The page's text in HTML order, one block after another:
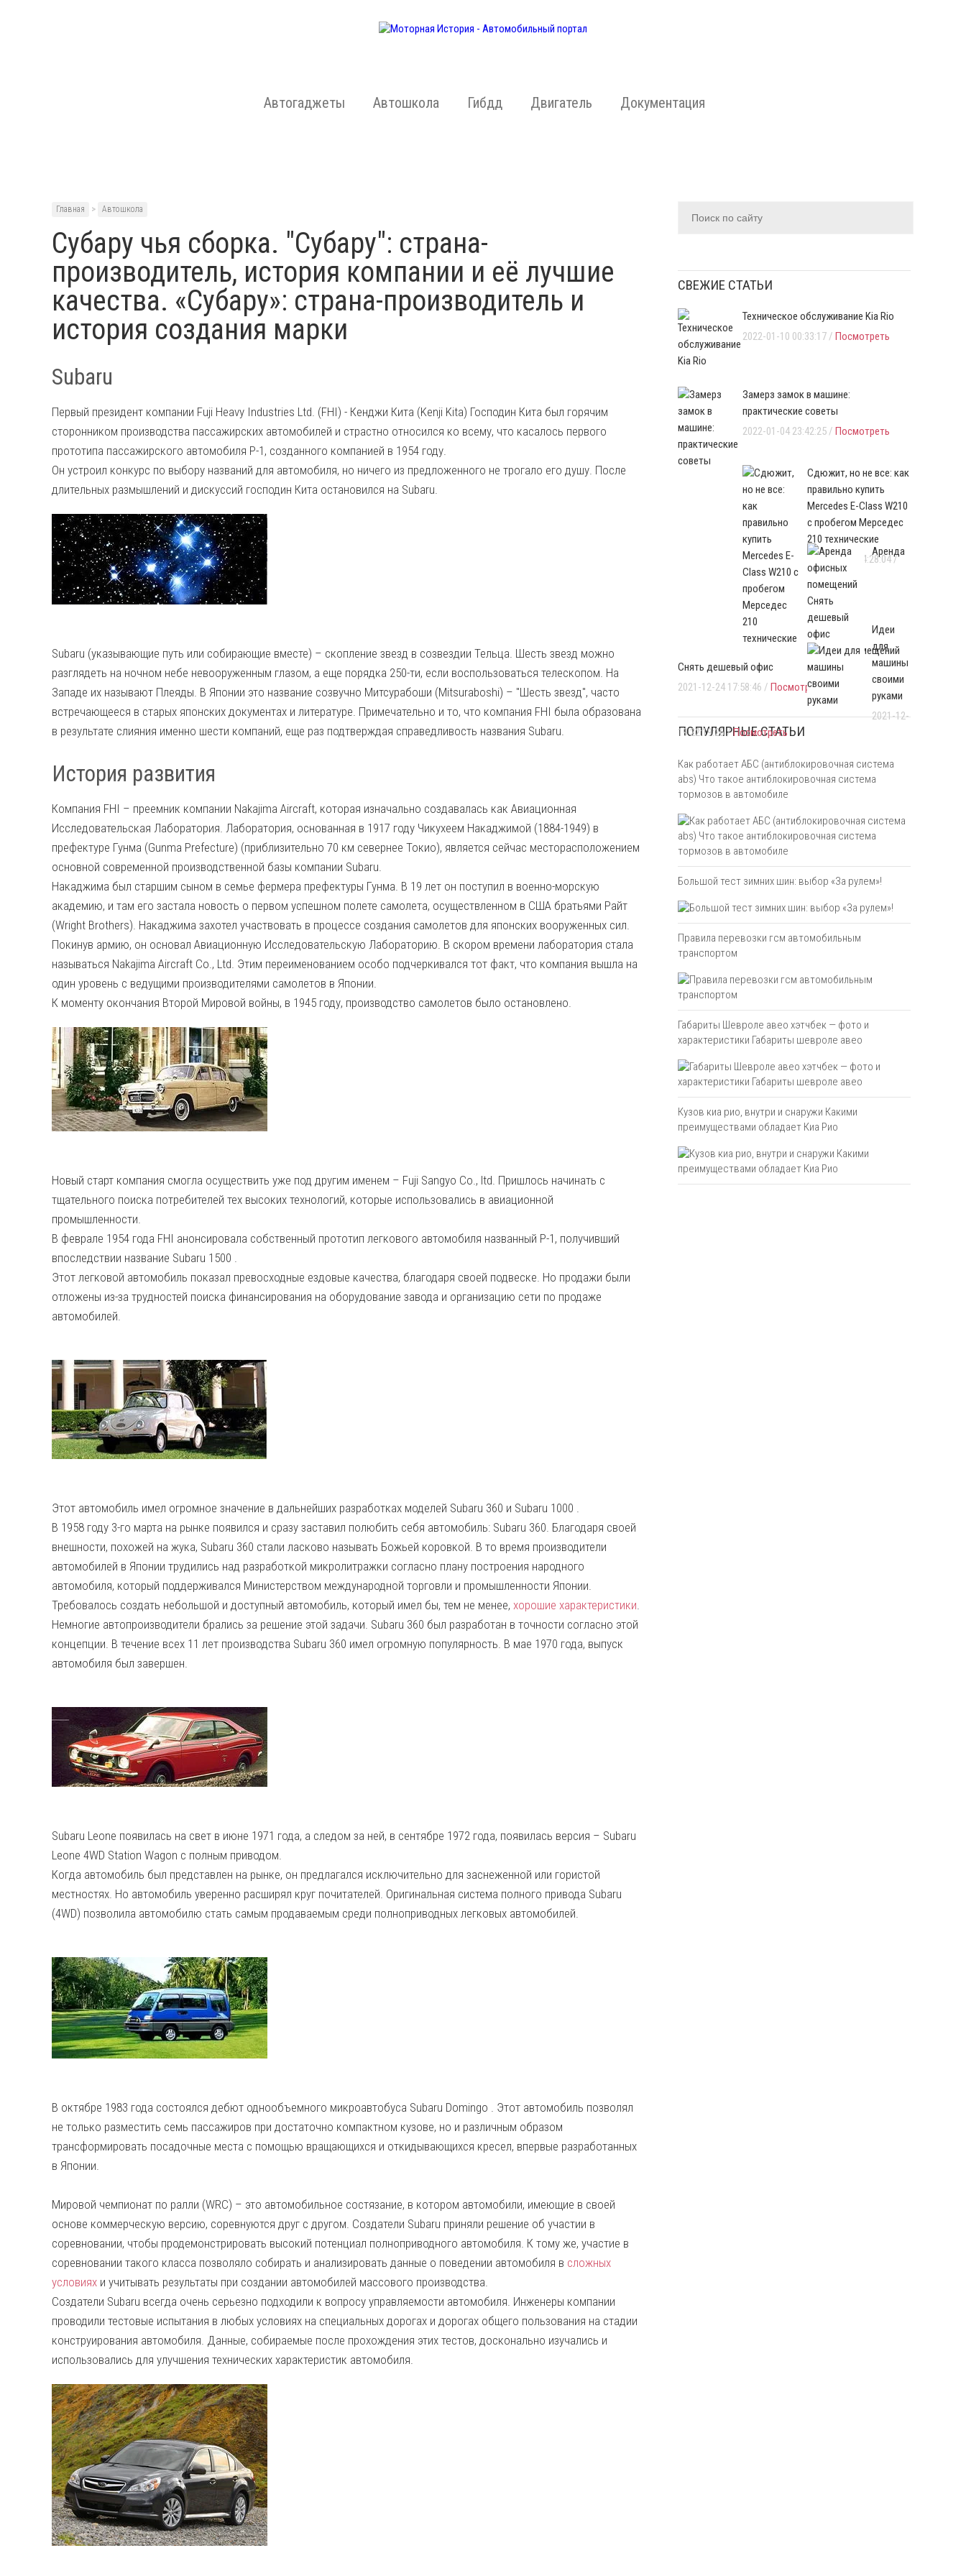
Автогаджеты Автошкола Гибдд Двигатель Документация
Главная > Автошкола
Субару чья сборка. "Субару": страна-
производитель, история компании и её лучшие
качества. «Субару»: страна-производитель и
история создания марки
Subaru
Первый президент компании Fuji Heavy Industries Ltd. (FHI) - Кенджи Кита (Kenji Kita) Господин Кита был горячим
сторонником производства пассажирских автомобилей и страстно относился ко всему, что касалось первого
прототипа пассажирского автомобиля Р-1, созданного компанией в 1954 году.
Он устроил конкурс по выбору названий для автомобиля, но ничего из предложенного не трогало его душу. После
длительных размышлений и дискуссий господин Кита остановился на Subaru.
Subaru (указывающие путь или собирающие вместе) – скопление звезд в созвездии Тельца. Шесть звезд можно
разглядеть на ночном небе невооруженным глазом, а еще порядка 250-ти, если воспользоваться телескопом. На
Западе их называют Плеяды. В Японии это название созвучно Митсурабоши (Mitsuraboshi) – "Шесть звезд", часто
встречающееся в старых японских документах и литературе. Примечательно и то, что компания FHI была образована
в результате слияния именно шести компаний, еще раз подтверждая справедливость названия Subaru.
История развития
Компания FHI – преемник компании Nakajima Aircraft, которая изначально создавалась как Авиационная
Исследовательская Лаборатория. Лаборатория, основанная в 1917 году Чикухеем Накаджимой (1884-1949) в
префектуре Гунма (Gunma Prefecture) (приблизительно 70 км севернее Токио), является сейчас месторасположением
основной современной производственной базы компании Subaru.
Накаджима был старшим сыном в семье фермера префектуры Гунма. В 19 лет он поступил в военно-морскую
академию, и там его застала новость о первом успешном полете самолета, осуществленном в США братьями Райт
(Wright Brothers). Накаджима захотел участвовать в процессе создания самолетов для японских вооруженных сил.
Покинув армию, он основал Авиационную Исследовательскую Лабораторию. В скором времени лаборатория стала
называться Nakajima Aircraft Co., Ltd. Этим переименованием особо подчеркивался тот факт, что компания вышла на
один уровень с ведущими производителями самолетов в Японии.
К моменту окончания Второй Мировой войны, в 1945 году, производство самолетов было остановлено.
Новый старт компания смогла осуществить уже под другим именем – Fuji Sangyo Co., ltd. Пришлось начинать с
тщательного поиска потребителей тех высоких технологий, которые использовались в авиационной
промышленности.
В феврале 1954 года FHI анонсировала собственный прототип легкового автомобиля названный P-1, получивший
впоследствии название Subaru 1500 .
Этот легковой автомобиль показал превосходные ездовые качества, благодаря своей подвеске. Но продажи были
отложены из-за трудностей поиска финансирования на оборудование завода и организацию сети по продаже
автомобилей.
Этот автомобиль имел огромное значение в дальнейших разработках моделей Subaru 360 и Subaru 1000 .
В 1958 году 3-го марта на рынке появился и сразу заставил полюбить себя автомобиль: Subaru 360. Благодаря своей
внешности, похожей на жука, Subaru 360 стали ласково называть Божьей коровкой. В то время производители
автомобилей в Японии трудились над разработкой микролитражки согласно плану построения народного
автомобиля, который поддерживался Министерством международной торговли и промышленности Японии.
Требовалось создать небольшой и доступный автомобиль, который имел бы, тем не менее, хорошие характеристики.
Немногие автопроизводители брались за решение этой задачи. Subaru 360 был разработан в точности согласно этой
концепции. В течение всех 11 лет производства Subaru 360 имел огромную популярность. В мае 1970 года, выпуск
автомобиля был завершен.
Subaru Leone появилась на свет в июне 1971 года, а следом за ней, в сентябре 1972 года, появилась версия – Subaru
Leone 4WD Station Wagon с полным приводом.
Когда автомобиль был представлен на рынке, он предлагался исключительно для заснеженной или гористой
местностях. Но автомобиль уверенно расширял круг почитателей. Оригинальная система полного привода Subaru
(4WD) позволила автомобилю стать самым продаваемым среди полноприводных легковых автомобилей.
В октябре 1983 года состоялся дебют однообъемного микроавтобуса Subaru Domingo . Этот автомобиль позволял
не только разместить семь пассажиров при достаточно компактном кузове, но и различным образом
трансформировать посадочные места с помощью вращающихся и откидывающихся кресел, впервые разработанных
в Японии.
Мировой чемпионат по ралли (WRC) – это автомобильное состязание, в котором автомобили, имеющие в своей
основе коммерческую версию, соревнуются друг с другом. Создатели Subaru приняли решение об участии в
соревновании, чтобы продемонстрировать высокий потенциал полноприводного автомобиля. К тому же, участие в
соревновании такого класса позволяло собирать и анализировать данные о поведении автомобиля в сложных
условиях и учитывать результаты при создании автомобилей массового производства.
Создатели Subaru всегда очень серьезно подходили к вопросу управляемости автомобиля. Инженеры компании
проводили тестовые испытания в любых условиях на специальных дорогах и дорогах общего пользования на стадии
конструирования автомобиля. Данные, собираемые после прохождения этих тестов, досконально изучались и
использовались для улучшения технических характеристик автомобиля.
СВЕЖИЕ СТАТЬИ
Техническое обслуживание Kia Rio
2022-01-10 00:33:17 /Посмотреть
Замерз замок в машине:
практические советы
2022-01-04 23:42:25 /Посмотреть
Сдюжит, но не все: как
правильно купить
Mercedes E-Class W210
с пробегом Мерседес
210 технические
2021-12-30 04:28:04 /
Посмотреть
Аренда
офисных помещений
Снять дешевый офис
2021-12-24 17:58:46 /Посмотреть
Идеи
для
машины
своими
руками
2021-12-
19 22:19:26 /Посмотреть
ПОПУЛЯРНЫЕ СТАТЬИ
Как работает АБС (антиблокировочная система
abs) Что такое антиблокировочная система
тормозов в автомобиле
Большой тест зимних шин: выбор «За рулем»!
Правила перевозки гсм автомобильным
транспортом
Габариты Шевроле авео хэтчбек — фото и
характеристики Габариты шевроле авео
Кузов киа рио, внутри и снаружи Какими
преимуществами обладает Киа Рио